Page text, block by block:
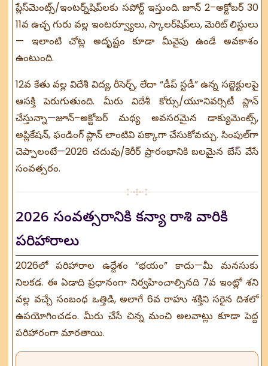
ప్లేస్‌మెంట్స్/ఇంటర్న్‌షిప్‌లకు సపోర్ట్ ఇస్తుంది. జూన్ 2–అక్టోబర్ 30
11వ ఉచ్ఛ గురు వల్ల ఇంటర్వ్యూలు, స్కాలర్‌షిప్‌లు, మెరిట్ లిస్టులు
— ఇలాంటి చోట్ల అదృష్టం కూడా మీవైపు ఉండే అవకాశం
ఉంటుంది.
12వ కేతు వల్ల విదేశీ విద్య, రీసెర్చ్, లేదా “డీప్ స్టడీ” ఉన్న సబ్జెక్టులపై
ఆసక్తి పెరుగుతుంది. మీరు విదేశీ కోర్సు/యూనివర్సిటీ ప్లాన్
చేస్తున్నా—జూన్–అక్టోబర్ మధ్య అవసరమైన డాక్యుమెంట్స్,
అప్లికేషన్, ఫండింగ్ ప్లాన్ లాంటివి పక్కాగా చేసుకోవచ్చు. సింపుల్‌గా
చెప్పాలంటే—2026 చదువు/కెరీర్ ప్రారంభానికి బలమైన బేస్ వేసే
సంవత్సరం.
2026 సంవత్సరానికి కన్యా రాశి వారికి
పరిహారాలు
2026లో పరిహారాల ఉద్దేశం “భయం” కాదు—మీ మనసుకు
నిలకడ. ఈ ఏడాది ప్రధానంగా నిర్వహించాల్సినది 7వ ఇంట్లో శని
వల్ల వచ్చే సంబంధ ఒత్తిడి, అలాగే 6వ రాహు శక్తిని సరైన దిశలో
ఉపయోగించడం. మీరు చేసే చిన్న మంచి అలవాట్లు కూడా పెద్ద
పరిహారంగా మారతాయి.